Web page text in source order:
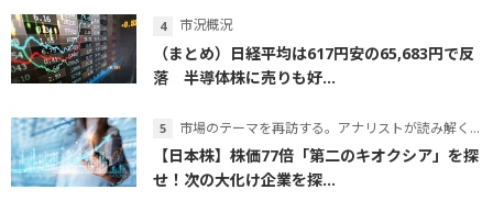
市況概況
（まとめ）日経平均は617円安の65,683円で反
落 半導体株に売りも好...
市場のテーマを再訪する。アナリストが読み解くテーマの本質
【日本株】株価77倍「第二のキオクシア」を探
せ！次の大化け企業を探...